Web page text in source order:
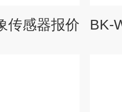
传感器报价